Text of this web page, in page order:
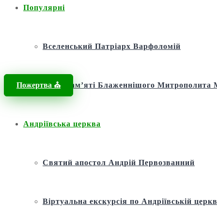
Популярні
Вселенський Патріарх Варфоломій
Фонд пам’яті Блаженнішого
Андріївська церква
Святий апостол Андрій Первозванний
Віртуальна екскурсія по Андріївській
Пожертва ⛪️